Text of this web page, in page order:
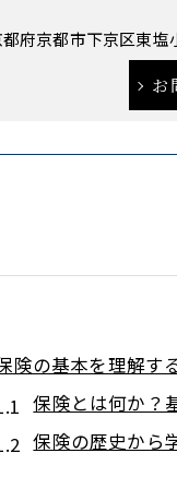
府京都市下京区東塩
お
険の基本を理解す
保険とは何か？
保険の歴史から
保険契約の重要